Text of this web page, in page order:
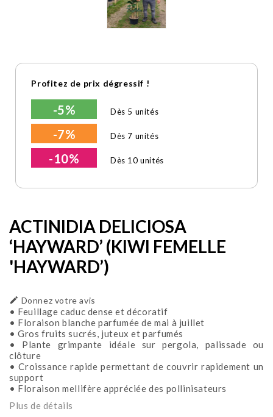
Profitez de prix dégressif !
-5% Dès 5 unités
-7% Dès 7 unités
-10% Dès 10 unités
ACTINIDIA DELICIOSA
‘HAYWARD’ (KIWI FEMELLE
'HAYWARD’)
 Donnez votre avis
• Feuillage caduc dense et décoratif
• Floraison blanche parfumée de mai à juillet
• Gros fruits sucrés, juteux et parfumés
• Plante grimpante idéale sur pergola, palissade ou
clôture
• Croissance rapide permettant de couvrir rapidement un
support
• Floraison mellifère appréciée des pollinisateurs
Plus de détails